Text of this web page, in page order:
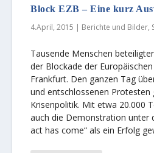
Block EZB – Eine kurz
4.April, 2015 | Berichte und Bilder,
Tausende Menschen
der Blockade der
Frankfurt. Den ganzen Tag
und entschlossenen Protesten
Krisenpolitik. Mit etwa 20.000
auch die Demonstration unter
act has come“ als ein Erfolg